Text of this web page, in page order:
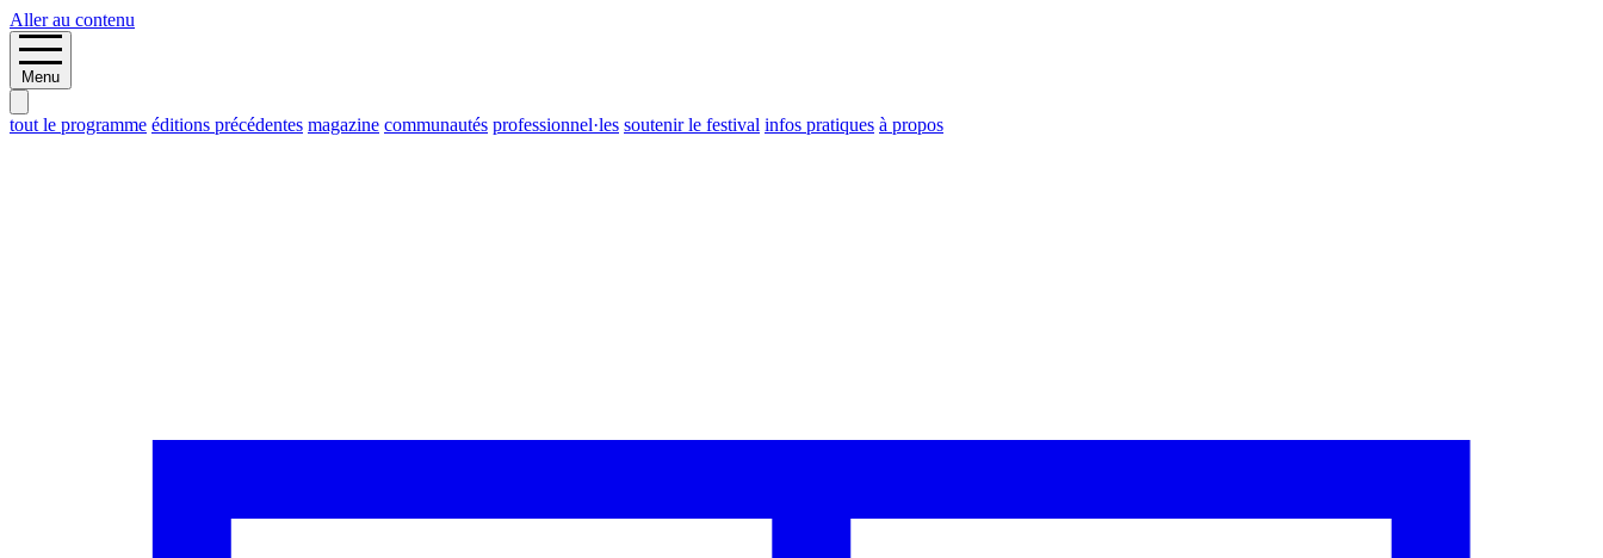
Aller au contenu
Menu
tout le programme éditions précédentes magazine communautés professionnel·les soutenir le festival infos pratiques à propos